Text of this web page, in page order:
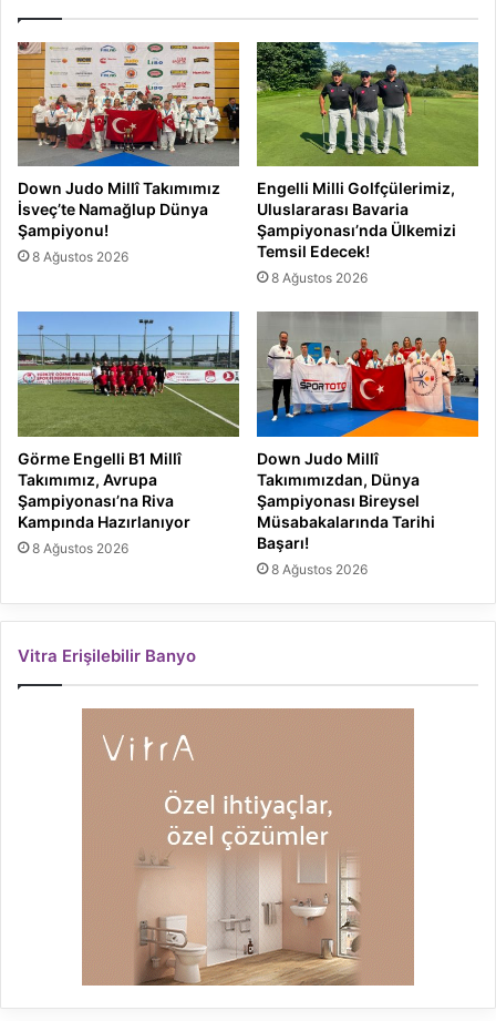
Down Judo Millî Takımımız
İsveç’te Namağlup Dünya
Şampiyonu!
8 Ağustos 2026
Engelli Milli Golfçülerimiz,
Uluslararası Bavaria
Şampiyonası’nda Ülkemizi
Temsil Edecek!
8 Ağustos 2026
Görme Engelli B1 Millî
Takımımız, Avrupa
Şampiyonası’na Riva
Kampında Hazırlanıyor
8 Ağustos 2026
Down Judo Millî
Takımımızdan, Dünya
Şampiyonası Bireysel
Müsabakalarında Tarihi
Başarı!
8 Ağustos 2026
Vitra Erişilebilir Banyo